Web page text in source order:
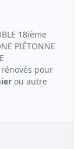
18ième
PIÉTONNE
pour
ou autre